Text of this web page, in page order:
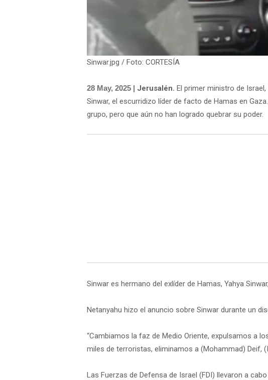
Sinwar.jpg / Foto: CORTESÍA
28 May, 2025 | Jerusalén. El primer ministro de
Sinwar, el escurridizo líder de facto de Hamas en
grupo, pero que aún no han logrado quebrar su poder.
Sinwar es hermano del exlíder de Hamas, Yahya
Netanyahu hizo el anuncio sobre Sinwar durante un
“Cambiamos la faz de Medio Oriente, expulsamos a
miles de terroristas, eliminamos a (Mohammad) Deif,
Las Fuerzas de Defensa de Israel (FDI) llevaron a